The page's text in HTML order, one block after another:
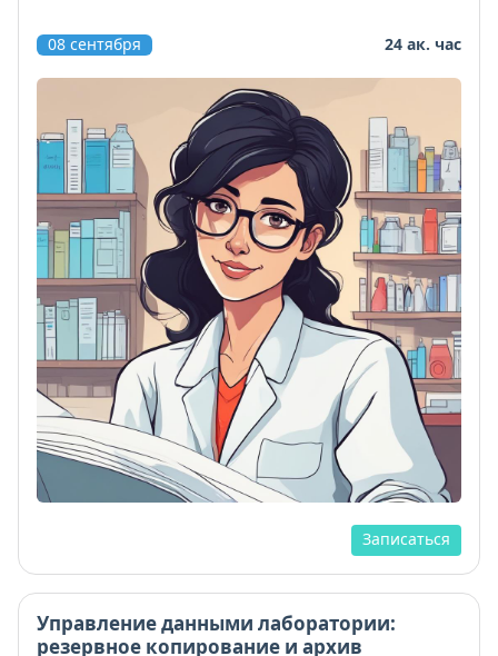
08 сентября 24 ак. час
Записаться
Управление данными лаборатории:
резервное копирование и архив